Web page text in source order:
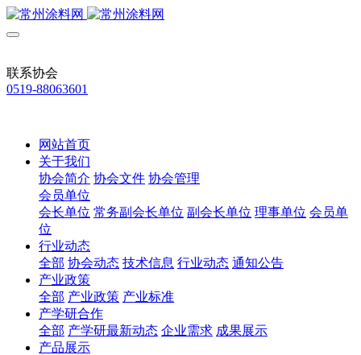
联系协会
0519-88063601
网站首页
关于我们
协会简介 协会文件 协会管理
会员单位
会长单位 常务副会长单位 副会长单位 理事单位 会员单
位
行业动态
全部 协会动态 技术信息 行业动态 通知公告
产业政策
全部 产业政策 产业标准
产学研合作
全部 产学研最新动态 企业需求 成果展示
产品展示